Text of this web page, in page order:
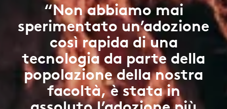
“Non abbiamo mai
sperimentato un’adozione
così rapida di una
tecnologia da parte della
popolazione della nostra
facoltà, è stata in